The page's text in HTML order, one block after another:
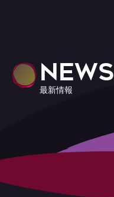
NEWS
最新情報